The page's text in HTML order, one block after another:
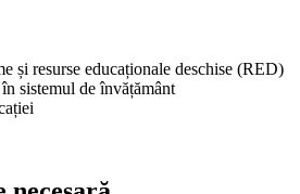
și resurse educaționale deschise (RED)
sistemul de învățământ